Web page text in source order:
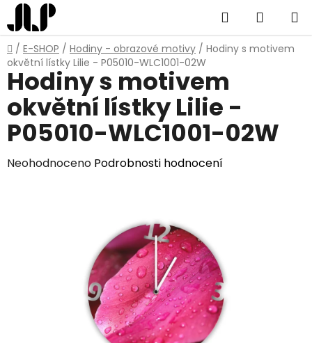
Přejít
na
obsah
Hledat
KOŠÍK
Domů
/ E-SHOP / Hodiny - obrazové motivy / Hodiny s motivem
okvětní lístky Lilie - P05010-WLC1001-02W
Hodiny s motivem
okvětní lístky Lilie -
P05010-WLC1001-02W
Průměrné
Neohodnoceno Podrobnosti hodnocení